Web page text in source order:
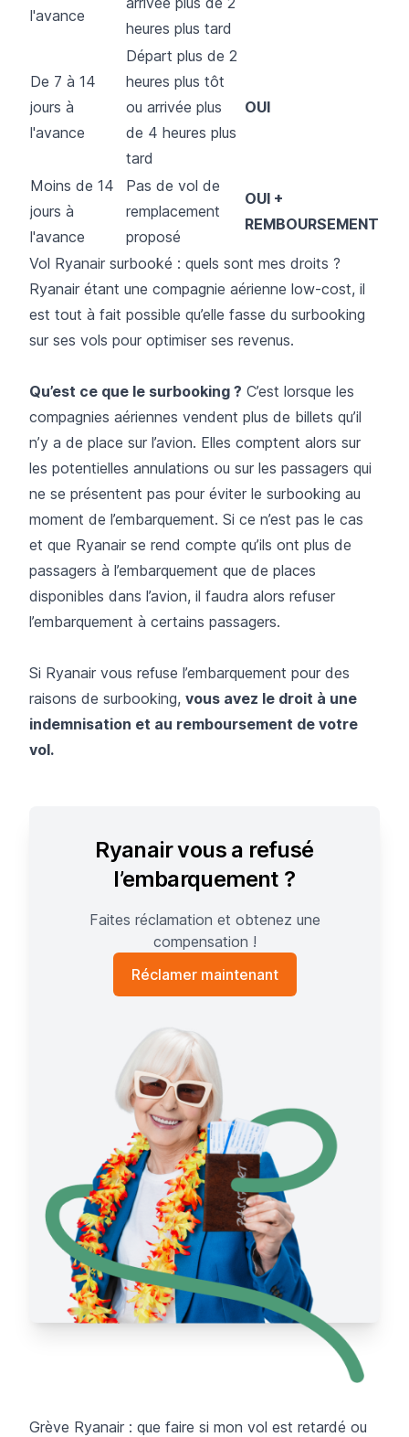
l'avance
heures plus tard
De 7 à 14
jours à
l'avance
Départ plus de 2
heures plus tôt
ou arrivée plus
de 4 heures plus
tard
OUI
Moins de 14
jours à
l'avance
Pas de vol de
remplacement
proposé
OUI +
REMBOURSEMENT
Vol Ryanair surbooké : quels sont mes droits ?
Ryanair étant une compagnie aérienne low-cost, il
est tout à fait possible qu’elle fasse du surbooking
sur ses vols pour optimiser ses revenus.
Qu’est ce que le surbooking ? C’est lorsque les
compagnies aériennes vendent plus de billets qu’il
n’y a de place sur l’avion. Elles comptent alors sur
les potentielles annulations ou sur les passagers qui
ne se présentent pas pour éviter le surbooking au
moment de l’embarquement. Si ce n’est pas le cas
et que Ryanair se rend compte qu’ils ont plus de
passagers à l’embarquement que de places
disponibles dans l’avion, il faudra alors refuser
l’embarquement à certains passagers.
Si Ryanair vous refuse l’embarquement pour des
raisons de surbooking, vous avez le droit à une
indemnisation et au remboursement de votre
vol.
Ryanair vous a refusé
l’embarquement ?
Faites réclamation et obtenez une
compensation !
Réclamer maintenant
Grève Ryanair : que faire si mon vol est retardé ou